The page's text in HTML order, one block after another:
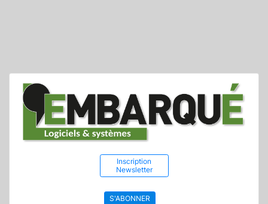
Inscription
Newsletter
S'ABONNER